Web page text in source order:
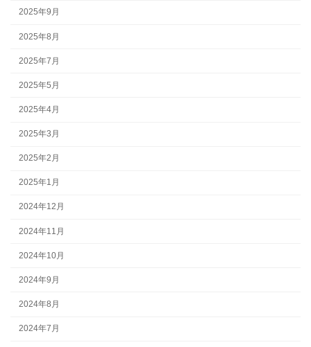
2025年9月
2025年8月
2025年7月
2025年5月
2025年4月
2025年3月
2025年2月
2025年1月
2024年12月
2024年11月
2024年10月
2024年9月
2024年8月
2024年7月